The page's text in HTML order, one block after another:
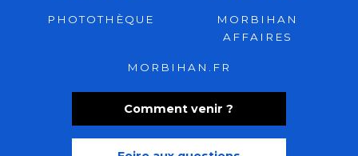
Comment venir ?
PHOTOTHÈQUE
MORBIHAN
AFFAIRES
MORBIHAN.FR